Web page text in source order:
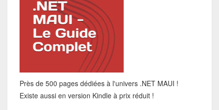
Près de 500 pages dédiées à l'univers .NET MAUI !
Existe aussi en version Kindle à prix réduit !